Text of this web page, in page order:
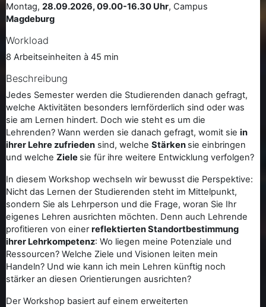
Montag, 28.09.2026, 09.00-16.30 Uhr, Campus
Magdeburg
Workload
8 Arbeitseinheiten à 45 min
Beschreibung
Jedes Semester werden die Studierenden danach gefragt,
welche Aktivitäten besonders lernförderlich sind oder was
sie am Lernen hindert. Doch wie steht es um die
Lehrenden? Wann werden sie danach gefragt, womit sie in
ihrer Lehre zufrieden sind, welche Stärken sie einbringen
und welche Ziele sie für ihre weitere Entwicklung verfolgen?
In diesem Workshop wechseln wir bewusst die Perspektive:
Nicht das Lernen der Studierenden steht im Mittelpunkt,
sondern Sie als Lehrperson und die Frage, woran Sie Ihr
eigenes Lehren ausrichten möchten. Denn auch Lehrende
profitieren von einerreflektierten Standortbestimmung
ihrer Lehrkompetenz: Wo liegen meine Potenziale und
Ressourcen? Welche Ziele und Visionen leiten mein
Handeln? Und wie kann ich mein Lehren künftig noch
stärker an diesen Orientierungen ausrichten?
Der Workshop basiert auf einem erweiterten